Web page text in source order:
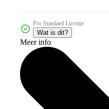
Pro Standard Licentie
Wat is dit?
Meer info